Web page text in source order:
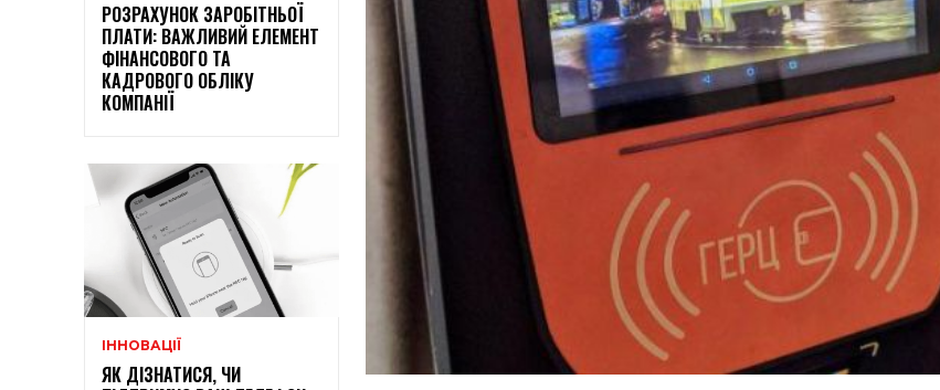
РОЗРАХУНОК ЗАРОБІТНЬОЇ
ПЛАТИ: ВАЖЛИВИЙ ЕЛЕМЕНТ
ФІНАНСОВОГО ТА
КАДРОВОГО ОБЛІКУ
КОМПАНІЇ
ІННОВАЦІЇ
ЯК ДІЗНАТИСЯ, ЧИ